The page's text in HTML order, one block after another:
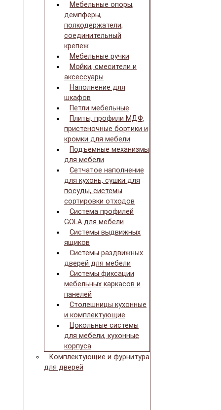
Мебельные опоры,
демпферы,
полкодержатели,
соединительный
крепеж
Мебельные ручки
Мойки, смесители и
аксессуары
Наполнение для
шкафов
Петли мебельные
Плиты, профили МДФ,
пристеночные бортики и
кромки для мебели
Подъемные механизмы
для мебели
Сетчатое наполнение
для кухонь, сушки для
посуды, системы
сортировки отходов
Система профилей
GOLA для мебели
Системы выдвижных
ящиков
Системы раздвижных
дверей для мебели
Системы фиксации
мебельных каркасов и
панелей
Столешницы кухонные
и комплектующие
Цокольные системы
для мебели, кухонные
корпуса
Комплектующие и фурнитура
для дверей